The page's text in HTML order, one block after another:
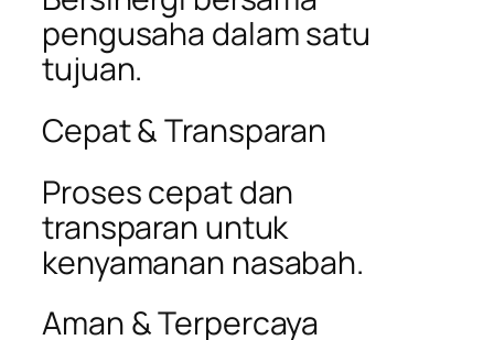
pengusaha dalam satu
tujuan.
Cepat & Transparan
Proses cepat dan
transparan untuk
kenyamanan nasabah.
Aman & Terpercaya